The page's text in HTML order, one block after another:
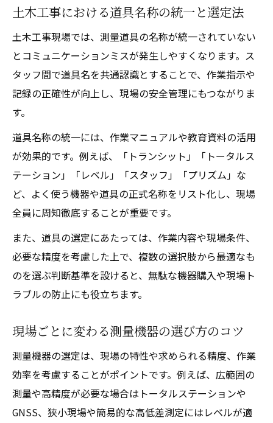
土木工事における道具名称の統一と選定法
土木工事現場では、測量道具の名称が統一されていない
とコミュニケーションミスが発生しやすくなります。ス
タッフ間で道具名を共通認識とすることで、作業指示や
記録の正確性が向上し、現場の安全管理にもつながりま
す。
道具名称の統一には、作業マニュアルや教育資料の活用
が効果的です。例えば、「トランシット」「トータルス
テーション」「レベル」「スタッフ」「プリズム」な
ど、よく使う機器や道具の正式名称をリスト化し、現場
全員に周知徹底することが重要です。
また、道具の選定にあたっては、作業内容や現場条件、
必要な精度を考慮した上で、複数の選択肢から最適なも
のを選ぶ判断基準を設けると、無駄な機器購入や現場ト
ラブルの防止にも役立ちます。
現場ごとに変わる測量機器の選び方のコツ
測量機器の選定は、現場の特性や求められる精度、作業
効率を考慮することがポイントです。例えば、広範囲の
測量や高精度が必要な場合はトータルステーションや
GNSS、狭小現場や簡易的な高低差測定にはレベルが適